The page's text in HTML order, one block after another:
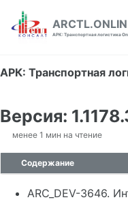
Skip to primary
Skip to content
Skip to footer
АРК: Транспортная логистика
АРК: Транспортная
Версия:
менее 1 мин на чтение
Содержание
ARC_DEV-3646.